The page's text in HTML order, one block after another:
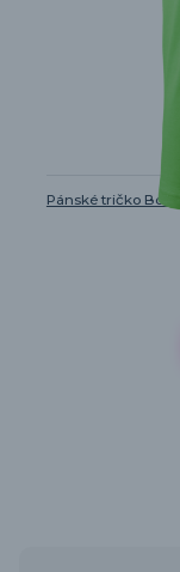
Pánské tričko Boxer